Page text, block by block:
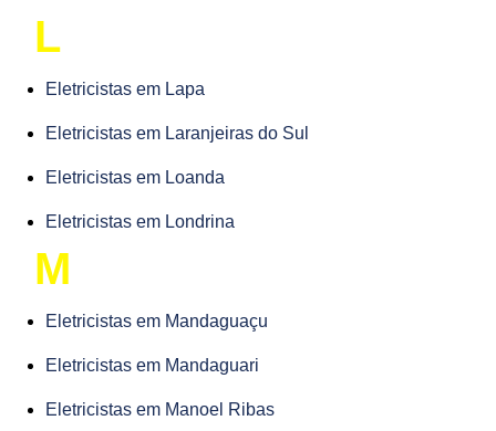
L
Eletricistas em Lapa
Eletricistas em Laranjeiras do Sul
Eletricistas em Loanda
Eletricistas em Londrina
M
Eletricistas em Mandaguaçu
Eletricistas em Mandaguari
Eletricistas em Manoel Ribas